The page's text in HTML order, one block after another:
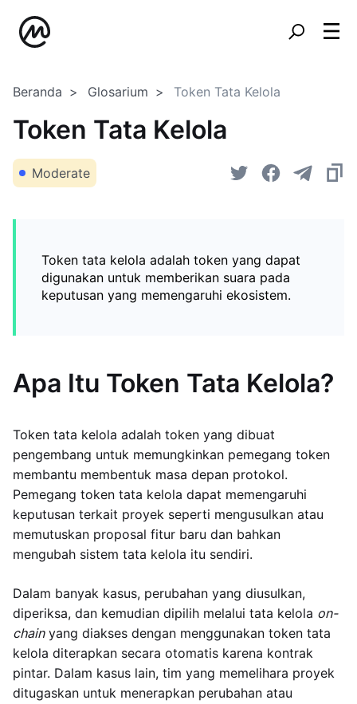
Beranda Glosarium Token Tata Kelola
Token Tata Kelola
Moderate
Token tata kelola adalah token yang dapat
digunakan untuk memberikan suara pada
keputusan yang memengaruhi ekosistem.
Apa Itu Token Tata Kelola?
Token tata kelola adalah token yang dibuat
pengembang untuk memungkinkan pemegang token
membantu membentuk masa depan protokol.
Pemegang token tata kelola dapat memengaruhi
keputusan terkait proyek seperti mengusulkan atau
memutuskan proposal fitur baru dan bahkan
mengubah sistem tata kelola itu sendiri.
Dalam banyak kasus, perubahan yang diusulkan,
diperiksa, dan kemudian dipilih melalui tata kelola on-
chainyang diakses dengan menggunakan token tata
kelola diterapkan secara otomatis karena kontrak
pintar. Dalam kasus lain, tim yang memelihara proyek
ditugaskan untuk menerapkan perubahan atau